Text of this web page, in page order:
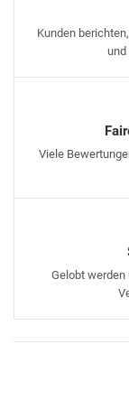
Kunden
und
Viele
Gelobt